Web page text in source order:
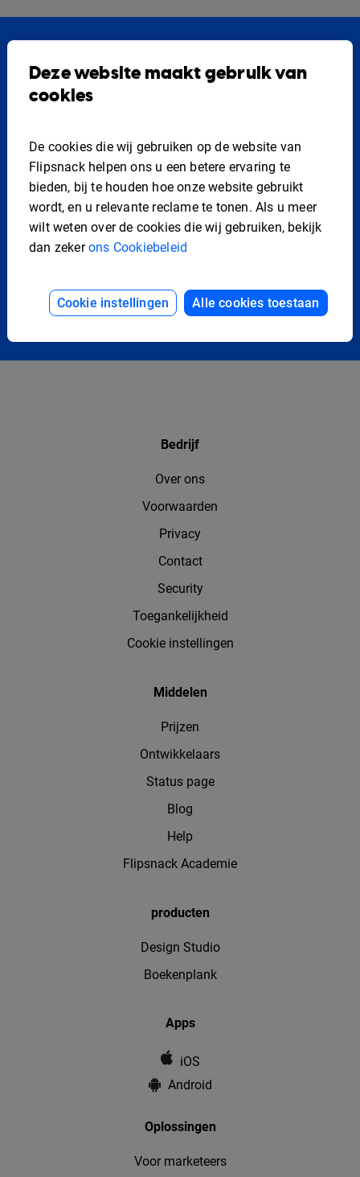
nog met creëren
Begin gratis en upgrade om de premium functies
van Flipsnack te gebruiken
Ga gratis aan de slag
Bedrijf
Over ons
Voorwaarden
Privacy
Contact
Security
Toegankelijkheid
Cookie instellingen
Middelen
Prijzen
Ontwikkelaars
Status page
Blog
Help
Flipsnack Academie
producten
Design Studio
Boekenplank
Apps
iOS
Android
Oplossingen
Voor marketeers
Deze website maakt gebruik van
cookies
De cookies die wij gebruiken op de website van
Flipsnack helpen ons u een betere ervaring te
bieden, bij te houden hoe onze website gebruikt
wordt, en u relevante reclame te tonen. Als u meer
wilt weten over de cookies die wij gebruiken, bekijk
dan zekerons Cookiebeleid
Cookie instellingen Alle cookies toestaan